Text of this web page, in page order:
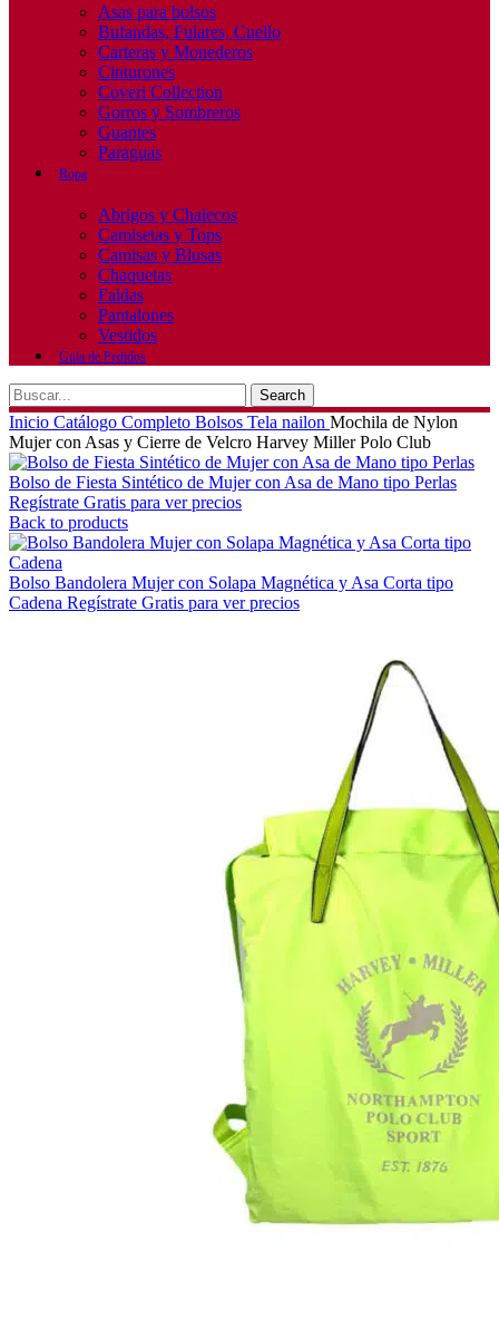
Asas para bolsos
Bufandas, Fulares, Cuello
Carteras y Monederos
Cinturones
Coveri Collection
Gorros y Sombreros
Guantes
Paraguas
Ropa
Abrigos y Chalecos
Camisetas y Tops
Camisas y Blusas
Chaquetas
Faldas
Pantalones
Vestidos
Guía de Pedidos
Search
Inicio Catálogo Completo Bolsos Tela nailon Mochila de Nylon
Mujer con Asas y Cierre de Velcro Harvey Miller Polo Club
Bolso de Fiesta Sintético de Mujer con Asa de Mano tipo Perlas
Regístrate Gratis para ver precios
Back to products
Bolso Bandolera Mujer con Solapa Magnética y Asa Corta tipo
Cadena Regístrate Gratis para ver precios